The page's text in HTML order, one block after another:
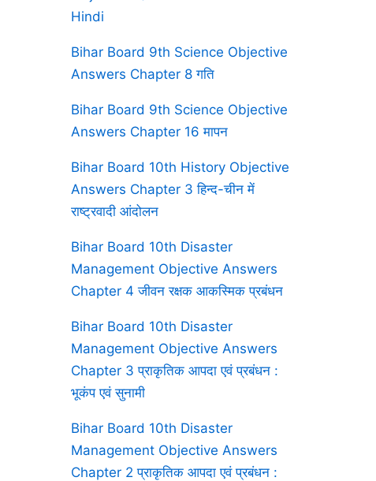
Hindi
Bihar Board 9th Science Objective
Answers Chapter 8 गति
Bihar Board 9th Science Objective
Answers Chapter 16 मापन
Bihar Board 10th History Objective
Answers Chapter 3 हिन्द-चीन में
राष्ट्रवादी आंदोलन
Bihar Board 10th Disaster
Management Objective Answers
Chapter 4 जीवन रक्षक आकस्मिक प्रबंधन
Bihar Board 10th Disaster
Management Objective Answers
Chapter 3 प्राकृतिक आपदा एवं प्रबंधन :
भूकंप एवं सुनामी
Bihar Board 10th Disaster
Management Objective Answers
Chapter 2 प्राकृतिक आपदा एवं प्रबंधन :